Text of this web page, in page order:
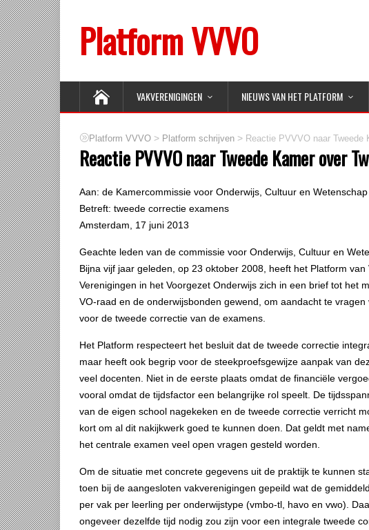
Platform VVVO
VAKVERENIGINGEN NIEUWS VAN HET PLATFORM
Platform VVVO > Platform schrijven > Reactie PVVVO naar Tweede
Reactie PVVVO naar Tweede Kamer over
Aan: de Kamercommissie voor Onderwijs, Cultuur en Wetenschap
Betreft: tweede correctie examens
Amsterdam, 17 juni 2013
Geachte leden van de commissie voor Onderwijs, Cultuur en
Bijna vijf jaar geleden, op 23 oktober 2008, heeft het Platform van
Verenigingen in het Voorgezet Onderwijs zich in een brief tot het
VO-raad en de onderwijsbonden gewend, om aandacht te
voor de tweede correctie van de examens.
Het Platform respecteert het besluit dat de tweede correctie
maar heeft ook begrip voor de steekproefsgewijze aanpak van
veel docenten. Niet in de eerste plaats omdat de financiële
vooral omdat de tijdsfactor een belangrijke rol speelt. De
van de eigen school nagekeken en de tweede correctie verricht
kort om al dit nakijkwerk goed te kunnen doen. Dat geldt met
het centrale examen veel open vragen gesteld worden.
Om de situatie met concrete gegevens uit de praktijk te kunnen
toen bij de aangesloten vakverenigingen gepeild wat de
per vak per leerling per onderwijstype (vmbo-tl, havo en vwo).
ongeveer dezelfde tijd nodig zou zijn voor een integrale tweede